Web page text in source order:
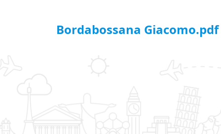
Bordabossana Giacomo.pdf